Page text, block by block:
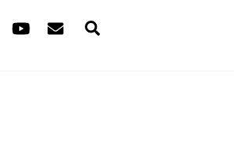
FacebookYouTubeMail
To